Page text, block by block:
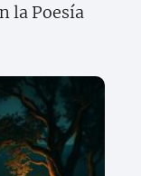
la Poesía